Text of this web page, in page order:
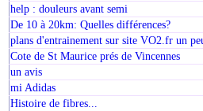
help : douleurs avant semi
De 10 à 20km: Quelles différences?
plans d'entrainement sur site VO2.fr un
Cote de St Maurice prés de Vincennes
un avis
mi Adidas
Histoire de fibres...